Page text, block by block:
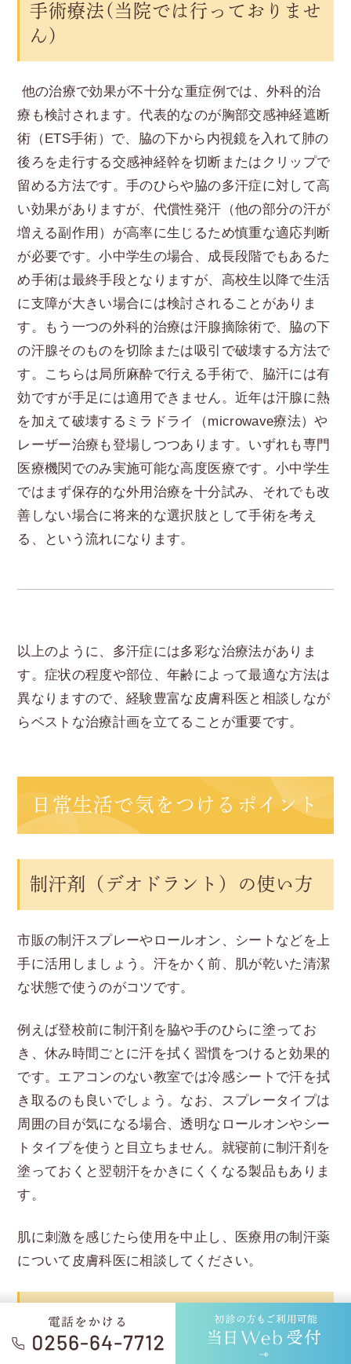
手術療法(当院では行っておりませ
ん)
他の治療で効果が不十分な重症例では、外科的治
療も検討されます。代表的なのが胸部交感神経遮断
術（ETS手術）で、脇の下から内視鏡を入れて肺の
後ろを走行する交感神経幹を切断またはクリップで
留める方法です。手のひらや脇の多汗症に対して高
い効果がありますが、代償性発汗（他の部分の汗が
増える副作用）が高率に生じるため慎重な適応判断
が必要です。小中学生の場合、成長段階でもあるた
め手術は最終手段となりますが、高校生以降で生活
に支障が大きい場合には検討されることがありま
す。もう一つの外科的治療は汗腺摘除術で、脇の下
の汗腺そのものを切除または吸引で破壊する方法で
す。こちらは局所麻酔で行える手術で、脇汗には有
効ですが手足には適用できません。近年は汗腺に熱
を加えて破壊するミラドライ（microwave療法）や
レーザー治療も登場しつつあります。いずれも専門
医療機関でのみ実施可能な高度医療です。小中学生
ではまず保存的な外用治療を十分試み、それでも改
善しない場合に将来的な選択肢として手術を考え
る、という流れになります。
以上のように、多汗症には多彩な治療法がありま
す。症状の程度や部位、年齢によって最適な方法は
異なりますので、経験豊富な皮膚科医と相談しなが
らベストな治療計画を立てることが重要です。
日常生活で気をつけるポイント
制汗剤（デオドラント）の使い方
市販の制汗スプレーやロールオン、シートなどを上
手に活用しましょう。汗をかく前、肌が乾いた清潔
な状態で使うのがコツです。
例えば登校前に制汗剤を脇や手のひらに塗ってお
き、休み時間ごとに汗を拭く習慣をつけると効果的
です。エアコンのない教室では冷感シートで汗を拭
き取るのも良いでしょう。なお、スプレータイプは
周囲の目が気になる場合、透明なロールオンやシー
トタイプを使うと目立ちません。就寝前に制汗剤を
塗っておくと翌朝汗をかきにくくなる製品もありま
す。
肌に刺激を感じたら使用を中止し、医療用の制汗薬
について皮膚科医に相談してください。
衣服の工夫